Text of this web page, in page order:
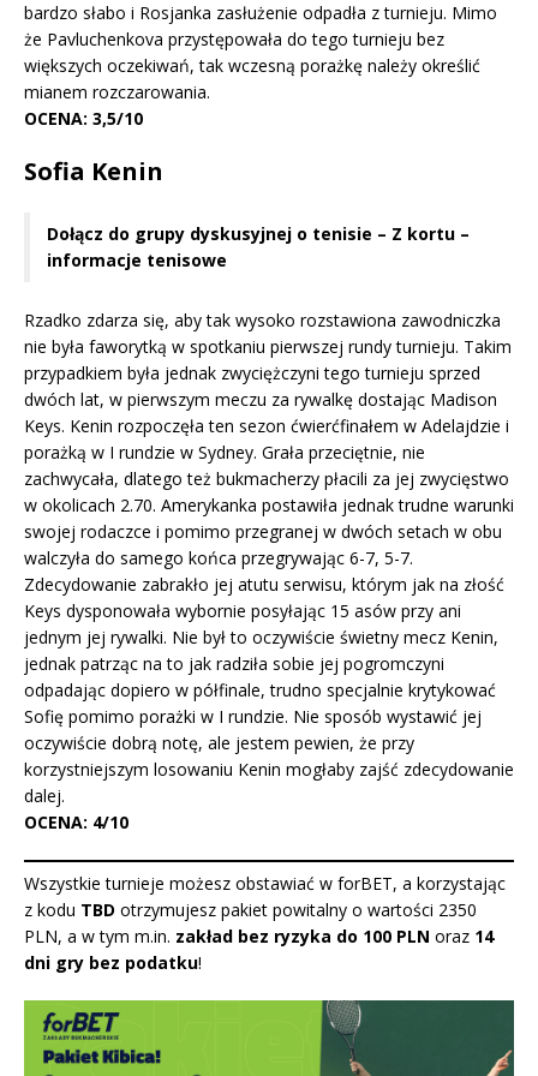
bardzo słabo i Rosjanka zasłużenie odpadła z turnieju. Mimo
że Pavluchenkova przystępowała do tego turnieju bez
większych oczekiwań, tak wczesną porażkę należy określić
mianem rozczarowania.
OCENA: 3,5/10
Sofia Kenin
Dołącz do grupy dyskusyjnej o tenisie – Z kortu –
informacje tenisowe
Rzadko zdarza się, aby tak wysoko rozstawiona zawodniczka
nie była faworytką w spotkaniu pierwszej rundy turnieju. Takim
przypadkiem była jednak zwyciężczyni tego turnieju sprzed
dwóch lat, w pierwszym meczu za rywalkę dostając Madison
Keys. Kenin rozpoczęła ten sezon ćwierćfinałem w Adelajdzie i
porażką w I rundzie w Sydney. Grała przeciętnie, nie
zachwycała, dlatego też bukmacherzy płacili za jej zwycięstwo
w okolicach 2.70. Amerykanka postawiła jednak trudne warunki
swojej rodaczce i pomimo przegranej w dwóch setach w obu
walczyła do samego końca przegrywając 6-7, 5-7.
Zdecydowanie zabrakło jej atutu serwisu, którym jak na złość
Keys dysponowała wybornie posyłając 15 asów przy ani
jednym jej rywalki. Nie był to oczywiście świetny mecz Kenin,
jednak patrząc na to jak radziła sobie jej pogromczyni
odpadając dopiero w półfinale, trudno specjalnie krytykować
Sofię pomimo porażki w I rundzie. Nie sposób wystawić jej
oczywiście dobrą notę, ale jestem pewien, że przy
korzystniejszym losowaniu Kenin mogłaby zajść zdecydowanie
dalej.
OCENA: 4/10
Wszystkie turnieje możesz obstawiać w forBET, a korzystając
z kodu TBD otrzymujesz pakiet powitalny o wartości 2350
PLN, a w tym m.in. zakład bez ryzyka do 100 PLN oraz 14
dni gry bez podatku!